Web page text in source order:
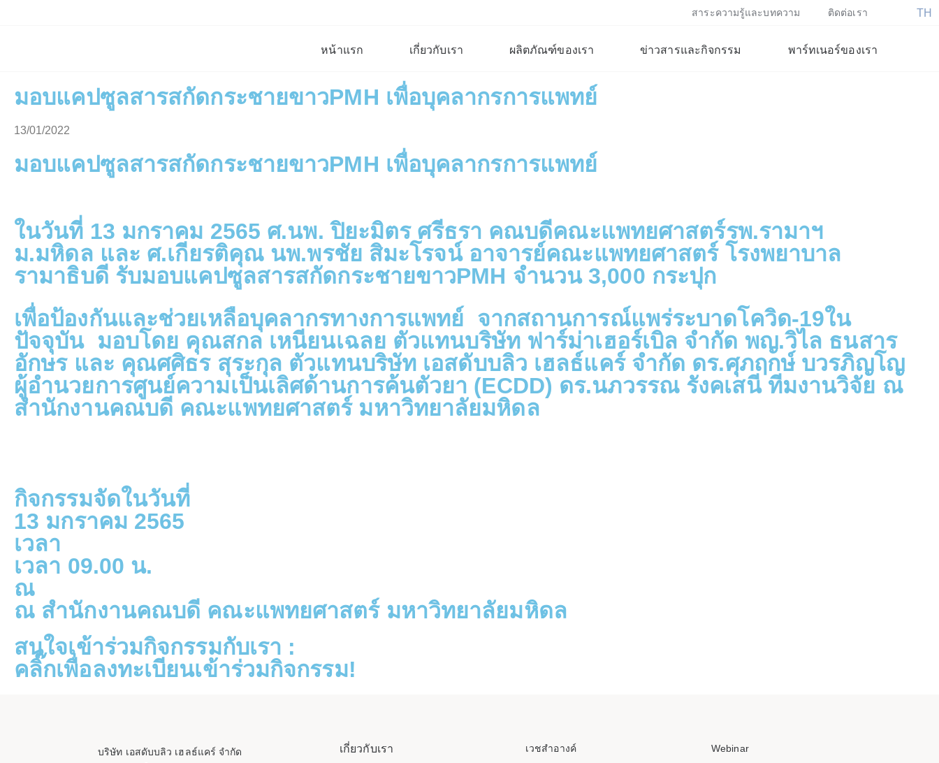
สาระความรู้และบทความ ติดต่อเรา TH
EN
หน้าแรก เกี่ยวกับเรา ผลิตภัณฑ์ของเรา ข่าวสารและกิจกรรม พาร์ทเนอร์ของเรา
มอบแคปซูลสารสกัดกระชายขาวPMH เพื่อบุคลากรการแพทย์
13/01/2022
มอบแคปซูลสารสกัดกระชายขาวPMH เพื่อบุคลากรการแพทย์
ในวันที่ 13 มกราคม 2565 ศ.นพ. ปิยะมิตร ศรีธรา คณบดีคณะแพทยศาสตร์รพ.รามาฯ
ม.มหิดล และ ศ.เกียรติคุณ นพ.พรชัย สิมะโรจน์ อาจารย์คณะแพทยศาสตร์ โรงพยาบาล
รามาธิบดี รับมอบแคปซูลสารสกัดกระชายขาวPMH จำนวน 3,000 กระปุก
เพื่อป้องกันและช่วยเหลือบุคลากรทางการแพทย์ จากสถานการณ์แพร่ระบาดโควิด-19ใน
ปัจจุบัน มอบโดย คุณสกล เหนียนเฉลย ตัวแทนบริษัท ฟาร์ม่าเฮอร์เบิล จำกัด พญ.วิไล ธนสาร
อักษร และ คุณศศิธร สุระกุล ตัวแทนบริษัท เอสดับบลิว เฮลธ์แคร์ จำกัด ดร.ศุภฤกษ์ บวรภิญโญ
ผู้อำนวยการศูนย์ความเป็นเลิศด้านการค้นตัวยา (ECDD) ดร.นภวรรณ รังคเสนี ทีมงานวิจัย ณ
สำนักงานคณบดี คณะแพทยศาสตร์ มหาวิทยาลัยมหิดล
กิจกรรมจัดในวันที่
13 มกราคม 2565
เวลา
เวลา 09.00 น.
ณ
ณ สำนักงานคณบดี คณะแพทยศาสตร์ มหาวิทยาลัยมหิดล
สนใจเข้าร่วมกิจกรรมกับเรา :
คลิ๊กเพื่อลงทะเบียนเข้าร่วมกิจกรรม!
บริษัท เอสดับบลิว เฮลธ์แคร์ จำกัด
เกี่ยวกับเรา เวชสำอางค์ Webinar